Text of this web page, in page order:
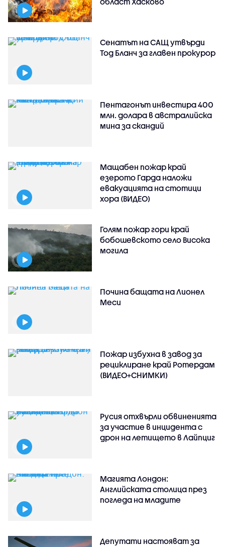
Сенатът на САЩ утвърди
Тод Бланч за главен прокурор
Пентагонът инвестира 400
млн. долара в австралийска
мина за скандий
Мащабен пожар край
езерото Гарда наложи
евакуацията на стотици
хора (ВИДЕО)
Голям пожар гори край
бобошевското село Висока
могила
Почина бащата на Лионел
Меси
Пожар избухна в завод за
рециклиране край Ротердам
(ВИДЕО+СНИМКИ)
Русия отхвърли обвиненията
за участие в инцидента с
дрон на летището в Лайпциг
Магията Лондон:
Английската столица през
погледа на младите
Депутати настояват за